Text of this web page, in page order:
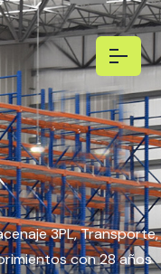
3PL, Transporte,
con 28 años